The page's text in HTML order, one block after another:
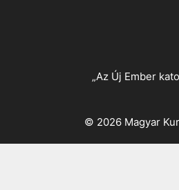
„Az Új Ember
© 2026 Magyar